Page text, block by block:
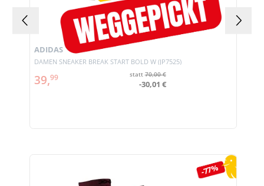
DAMEN SNEAKER BREAK START BOLD W (JP7525)
ADIDAS
39,99 statt70,00 €
-30,01 €
-77%